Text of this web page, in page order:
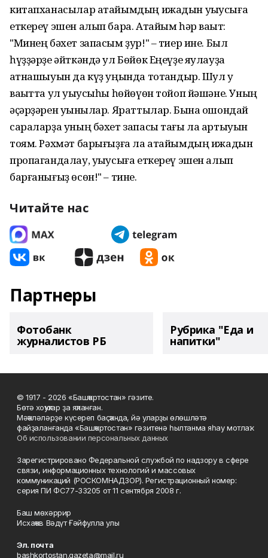
китапханасылар атайымдың ижадын уҡыусыға
еткереү эшен алып бара. Атайым һәр ваҡыт:
"Минең бәхет запасым ҙур!" – тиер ине. Был
һүҙҙәрҙе әйткәндә ул Бөйөк Еңеүҙе яулауҙа
ҡатнашыуын да күҙ уңында тотҡандыр. Шул уҡ
ваҡытта ул уҡыусыһы һөйөүөн тойоп йәшәне. Уның
әҫәрҙәрен уҡынылар. Яраттылар. Бына ошондай
сараларҙа уның бәхет запасы тағы ла артыуын
тоям. Рәхмәт барығыҙға ла атайымдың ижадын
пропагандалау, уҡыусыға еткереү эшен алып
барғанығыҙ өсөн!" – тине.
Читайте нас
Партнеры
Фотобанк
журналистов РБ
Рубрика "Еда и
напитки"
© 1917 - 2026 «Башҡортостан» гәзите.
Бөтә хоҡуҡтар ҙа яҡланған.
Мәҡәләләрҙе күсереп баҫҡанда, йә уларҙы өлөшләтә
файҙаланғанда «Башҡортостан» гәзитенә һылтанма яһау мотлаҡ.
Об использовании персональных данных
Зарегистрировано Федеральной службой по надзору в сфере
связи, информационных технологий и массовых
коммуникаций (РОСКОМНАДЗОР). Регистрационный номер:
серия ПИ ФС77-33205 от 11 сентября 2008 г.
Баш мөхәррир
Исхаҡов Вәдүт Ғәйфулла улы
Эл. почта
bashkortostan.gazeta@mail.ru